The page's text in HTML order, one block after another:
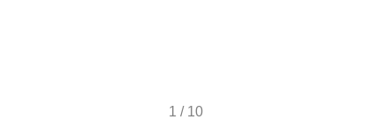
1 / 10